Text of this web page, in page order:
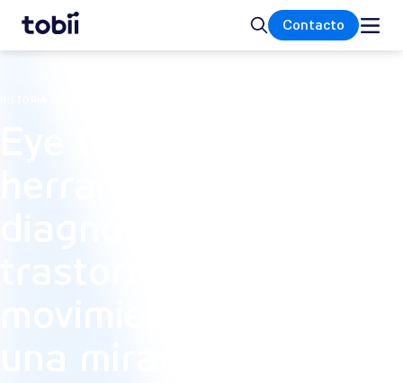
Inicio BuscarContacto